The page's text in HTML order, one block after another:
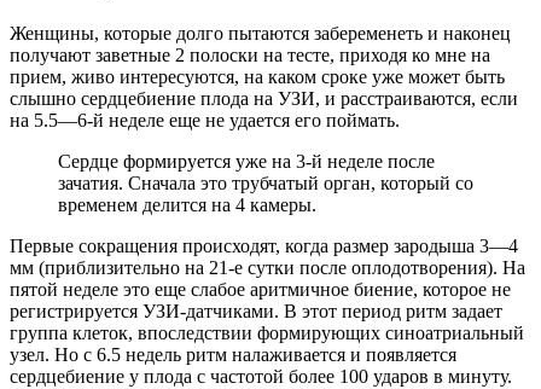
Женщины, которые долго пытаются забеременеть и наконец
получают заветные 2 полоски на тесте, приходя ко мне на
прием, живо интересуются, на каком сроке уже может быть
слышно сердцебиение плода на УЗИ, и расстраиваются, если
на 5.5—6-й неделе еще не удается его поймать.
Сердце формируется уже на 3-й неделе после
зачатия. Сначала это трубчатый орган, который со
временем делится на 4 камеры.
Первые сокращения происходят, когда размер зародыша 3—4
мм (приблизительно на 21-е сутки после оплодотворения). На
пятой неделе это еще слабое аритмичное биение, которое не
регистрируется УЗИ-датчиками. В этот период ритм задает
группа клеток, впоследствии формирующих синоатриальный
узел. Но с 6.5 недель ритм налаживается и появляется
сердцебиение у плода с частотой более 100 ударов в минуту.